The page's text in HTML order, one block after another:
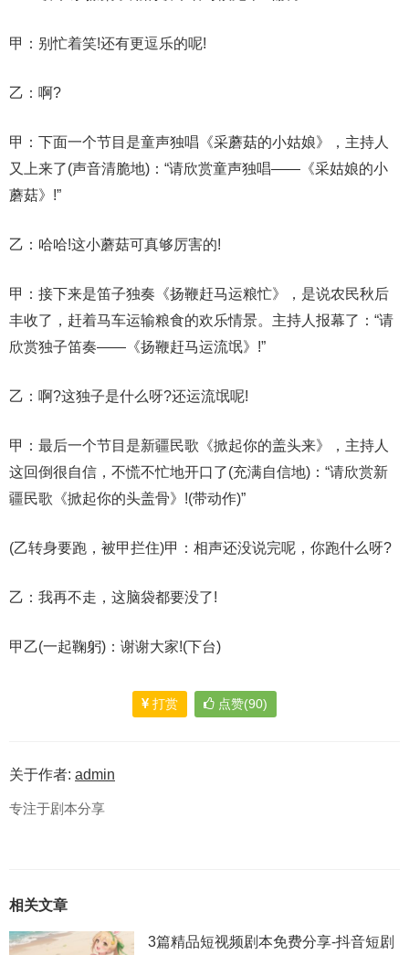
甲：别忙着笑!还有更逗乐的呢!
乙：啊?
甲：下面一个节目是童声独唱《采蘑菇的小姑娘》，主持人
又上来了(声音清脆地)：“请欣赏童声独唱——《采姑娘的小
蘑菇》!”
乙：哈哈!这小蘑菇可真够厉害的!
甲：接下来是笛子独奏《扬鞭赶马运粮忙》，是说农民秋后
丰收了，赶着马车运输粮食的欢乐情景。主持人报幕了：“请
欣赏独子笛奏——《扬鞭赶马运流氓》!”
乙：啊?这独子是什么呀?还运流氓呢!
甲：最后一个节目是新疆民歌《掀起你的盖头来》，主持人
这回倒很自信，不慌不忙地开口了(充满自信地)：“请欣赏新
疆民歌《掀起你的头盖骨》!(带动作)”
(乙转身要跑，被甲拦住)甲：相声还没说完呢，你跑什么呀?
乙：我再不走，这脑袋都要没了!
甲乙(一起鞠躬)：谢谢大家!(下台)
打赏 点赞(90)
关于作者: admin
专注于剧本分享
相关文章
3篇精品短视频剧本免费分享-抖音短剧